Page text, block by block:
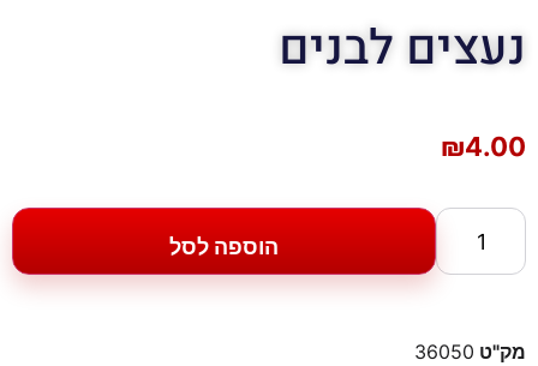
נעצים לבנים
₪4.00
הוספה לסל
מק"ט 36050